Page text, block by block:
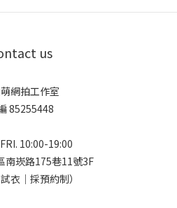
us
網拍工作室
85255448
10:00-19:00
南崁路175巷11號3F
試衣｜採預約制）